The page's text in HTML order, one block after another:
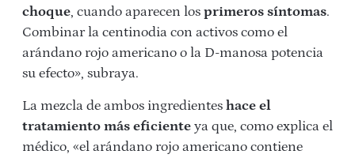
choque, cuando aparecen los primeros síntomas.
Combinar la centinodia con activos como el
arándano rojo americano o la D-manosa potencia
su efecto», subraya.
La mezcla de ambos ingredientes hace el
tratamiento más eficiente ya que, como explica el
médico, «el arándano rojo americano contiene